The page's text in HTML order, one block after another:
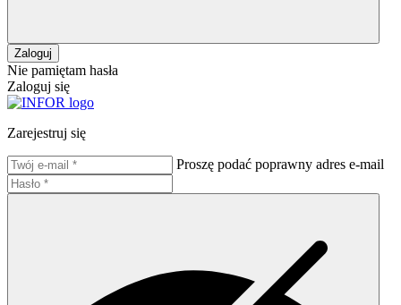
Zaloguj
Nie pamiętam hasła
Zaloguj się
Zarejestruj się
Proszę podać poprawny adres e-mail